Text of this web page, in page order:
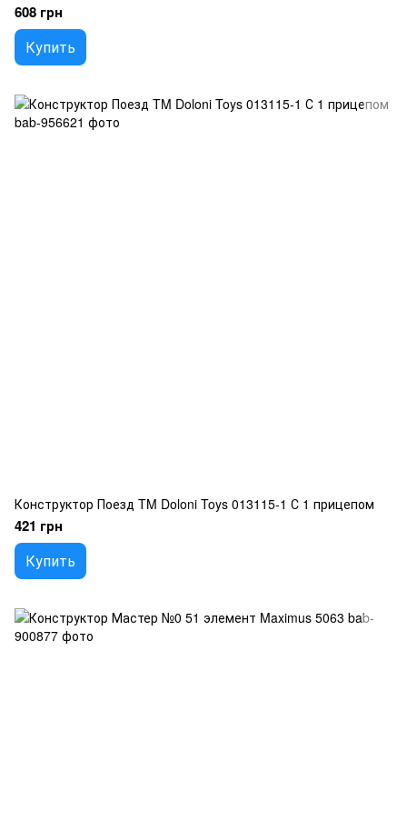
608 грн
Купить
Конструктор Поезд TM Doloni Toys 013115-1 С 1 прицепом
421 грн
Купить